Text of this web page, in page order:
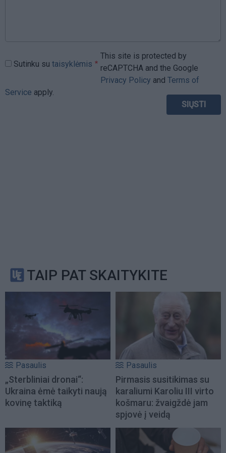
Sutinku su taisyklėmis
This site is protected by
reCAPTCHA and the Google
Privacy Policy and Terms of
Service apply.
TAIP PAT SKAITYKITE
Pasaulis
„Sterbliniai dronai“:
Ukraina ėmė taikyti naują
kovinę taktiką
Pasaulis
Pirmasis susitikimas su
karaliumi Karoliu III virto
košmaru: žvaigždė jam
spjovė į veidą